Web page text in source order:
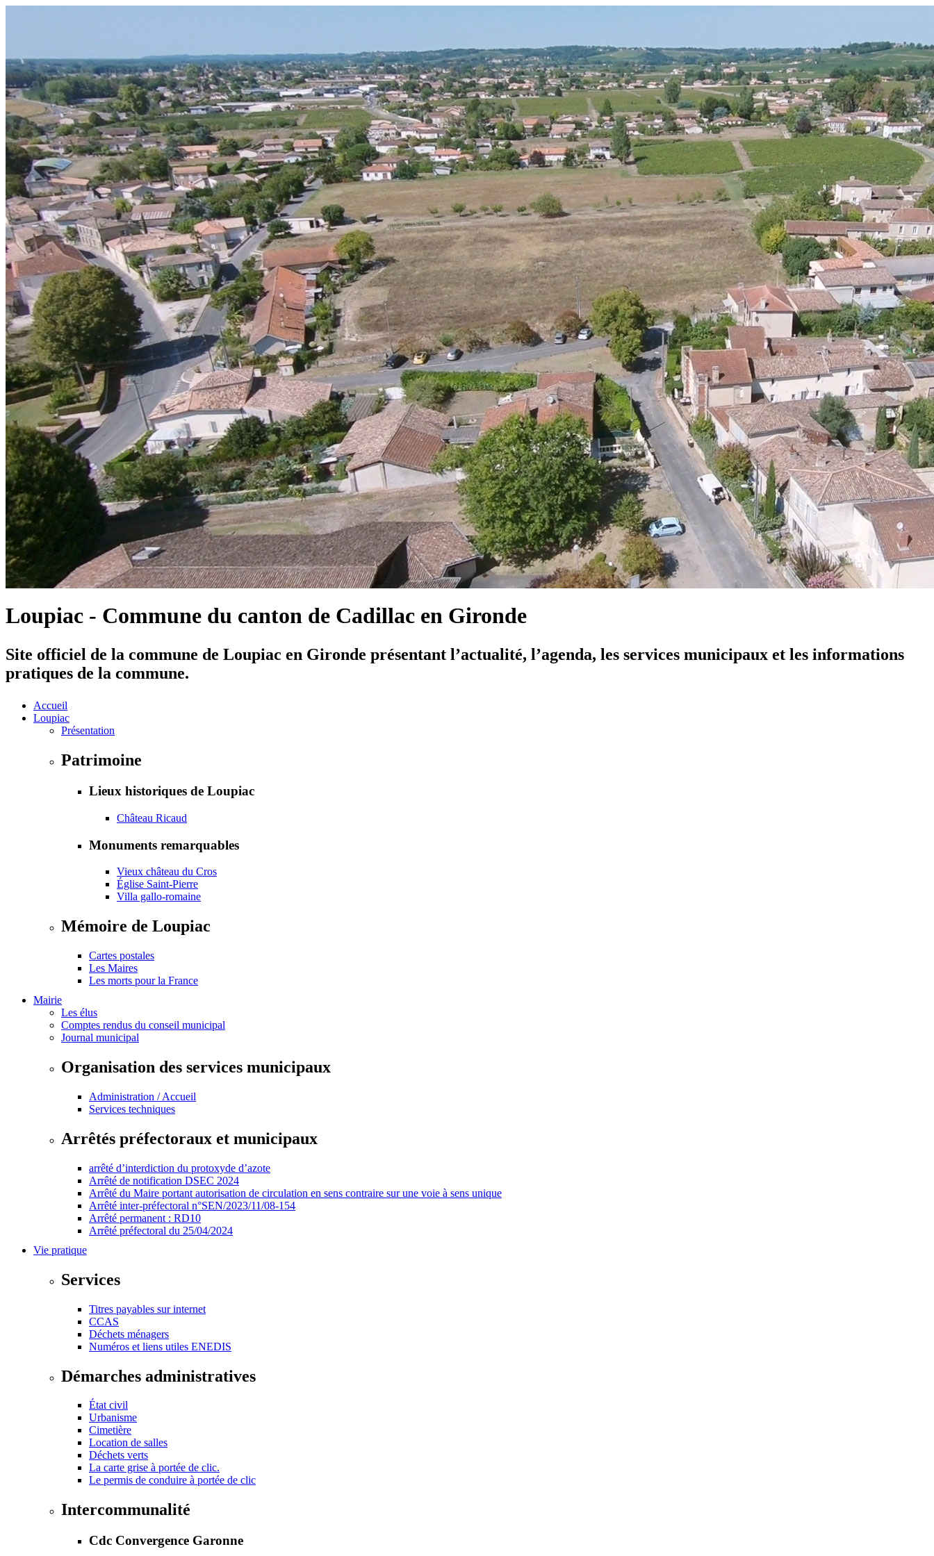
Loupiac - Commune du canton de Cadillac en Gironde
Site officiel de la commune de Loupiac en Gironde présentant l’actualité, l’agenda, les services municipaux et les informations
pratiques de la commune.
Accueil
Loupiac
Présentation
Patrimoine
Lieux historiques de Loupiac
Château Ricaud
Monuments remarquables
Vieux château du Cros
Église Saint-Pierre
Villa gallo-romaine
Mémoire de Loupiac
Cartes postales
Les Maires
Les morts pour la France
Mairie
Les élus
Comptes rendus du conseil municipal
Journal municipal
Organisation des services municipaux
Administration / Accueil
Services techniques
Arrêtés préfectoraux et municipaux
arrêté d’interdiction du protoxyde d’azote
Arrêté de notification DSEC 2024
Arrêté du Maire portant autorisation de circulation en sens contraire sur une voie à sens unique
Arrêté inter-préfectoral n°SEN/2023/11/08-154
Arrêté permanent : RD10
Arrêté préfectoral du 25/04/2024
Vie pratique
Services
Titres payables sur internet
CCAS
Déchets ménagers
Numéros et liens utiles ENEDIS
Démarches administratives
État civil
Urbanisme
Cimetière
Location de salles
Déchets verts
La carte grise à portée de clic.
Le permis de conduire à portée de clic
Intercommunalité
Cdc Convergence Garonne